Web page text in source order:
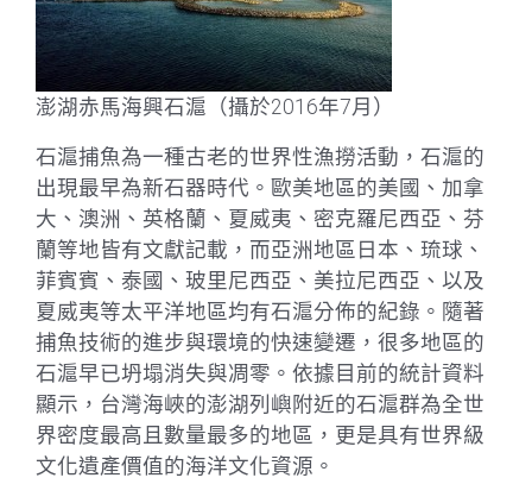
澎湖赤馬海興石滬（攝於2016年7月）
石滬捕魚為一種古老的世界性漁撈活動，石滬的
出現最早為新石器時代。歐美地區的美國、加拿
大、澳洲、英格蘭、夏威夷、密克羅尼西亞、芬
蘭等地皆有文獻記載，而亞洲地區日本、琉球、
菲賓賓、泰國、玻里尼西亞、美拉尼西亞、以及
夏威夷等太平洋地區均有石滬分佈的紀錄。隨著
捕魚技術的進步與環境的快速變遷，很多地區的
石滬早已坍塌消失與凋零。依據目前的統計資料
顯示，台灣海峽的澎湖列嶼附近的石滬群為全世
界密度最高且數量最多的地區，更是具有世界級
文化遺產價值的海洋文化資源。